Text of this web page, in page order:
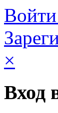
×
Вход